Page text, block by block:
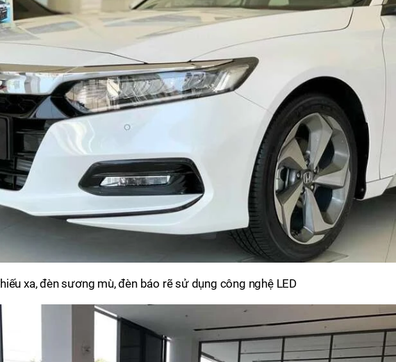
xa, đèn sương mù, đèn báo rẽ sử dụng công nghệ LED